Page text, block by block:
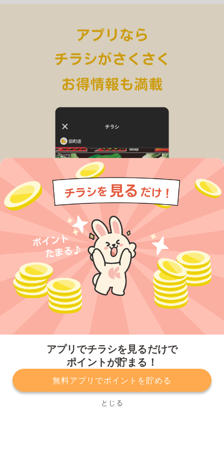
アプリでチラシを見るだけで
ポイントが貯まる！
無料アプリでポイントを貯める
とじる
プライバシーポリシー 利用規約
運営会社
サービスに関してのお問い合わせ